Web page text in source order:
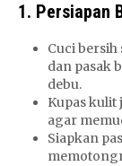
1. Persiapan
Cuci bersih
dan pasak
debu.
Kupas kulit
agar
Siapkan